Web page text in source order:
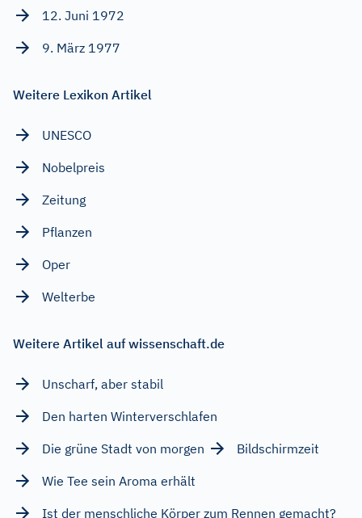
12. Juni 1972
9. März 1977
Weitere Lexikon Artikel
UNESCO
Nobelpreis
Zeitung
Pflanzen
Oper
Welterbe
Weitere Artikel auf wissenschaft.de
Unscharf, aber stabil
Den harten Winterverschlafen
Die grüne Stadt von morgen
Bildschirmzeit
Wie Tee sein Aroma erhält
Ist der menschliche Körper zum Rennen gemacht?